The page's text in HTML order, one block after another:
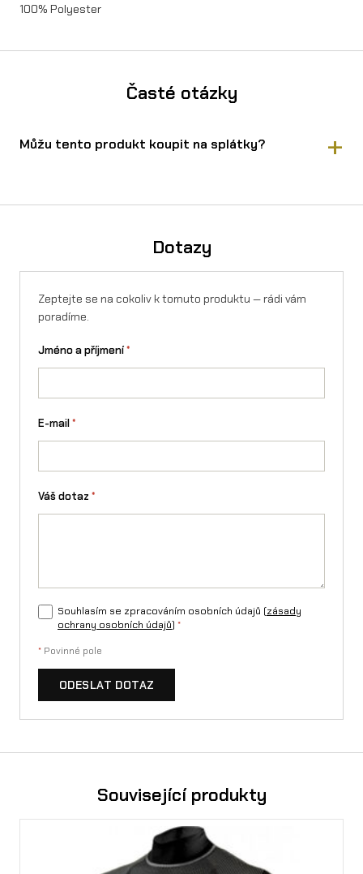
100% Polyester
Časté otázky
Můžu tento produkt koupit na splátky?
Dotazy
Zeptejte se na cokoliv k tomuto produktu — rádi vám
poradíme.
Jméno a příjmení*
E-mail*
Váš dotaz *
Souhlasím se zpracováním osobních údajů (zásady
ochrany osobních údajů) *
* Povinné pole
ODESLAT DOTAZ
Související produkty